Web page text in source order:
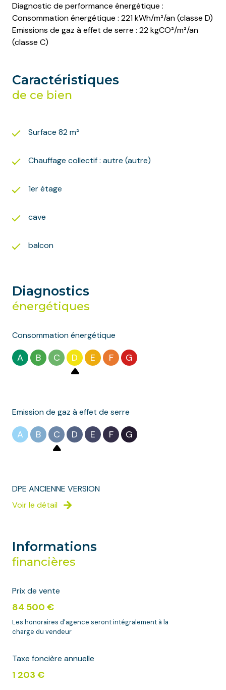
Diagnostic de performance énergétique :
Consommation énergétique : 221 kWh/m²/an (classe D)
Emissions de gaz à effet de serre : 22 kgCO²/m²/an
(classe C)
Caractéristiques
de ce bien
Surface 82 m²
Chauffage collectif : autre (autre)
1er étage
cave
balcon
Diagnostics
énergétiques
Consommation énergétique
A B C D E F G
Emission de gaz à effet de serre
A B C D E F G
DPE ANCIENNE VERSION
Voir le détail
Informations
financières
Prix de vente
84 500 €
Les honoraires d'agence seront intégralement à la
charge du vendeur
Taxe foncière annuelle
1 203 €